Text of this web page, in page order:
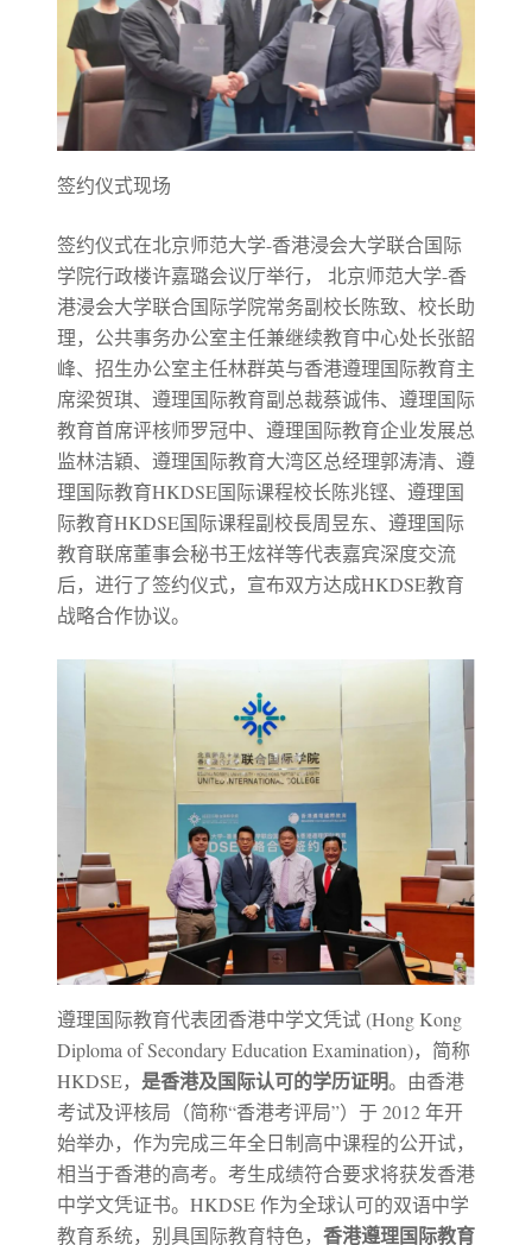
签约仪式现场
签约仪式在北京师范大学-香港浸会大学联合国际
学院行政楼许嘉璐会议厅举行， 北京师范大学-香
港浸会大学联合国际学院常务副校长陈致、校长助
理，公共事务办公室主任兼继续教育中心处长张韶
峰、招生办公室主任林群英与香港遵理国际教育主
席梁贺琪、遵理国际教育副总裁蔡诚伟、遵理国际
教育首席评核师罗冠中、遵理国际教育企业发展总
监林洁穎、遵理国际教育大湾区总经理郭涛清、遵
理国际教育HKDSE国际课程校长陈兆铿、遵理国
际教育HKDSE国际课程副校長周昱东、遵理国际
教育联席董事会秘书王炫祥等代表嘉宾深度交流
后，进行了签约仪式，宣布双方达成HKDSE教育
战略合作协议。
遵理国际教育代表团香港中学文凭试 (Hong Kong
Diploma of Secondary Education Examination)，简称
HKDSE， 是香港及国际认可的学历证明。由香港
考试及评核局（简称“香港考评局”）于 2012 年开
始举办，作为完成三年全日制高中课程的公开试，
相当于香港的高考。考生成绩符合要求将获发香港
中学文凭证书。HKDSE 作为全球认可的双语中学
教育系统，别具国际教育特色， 香港遵理国际教育